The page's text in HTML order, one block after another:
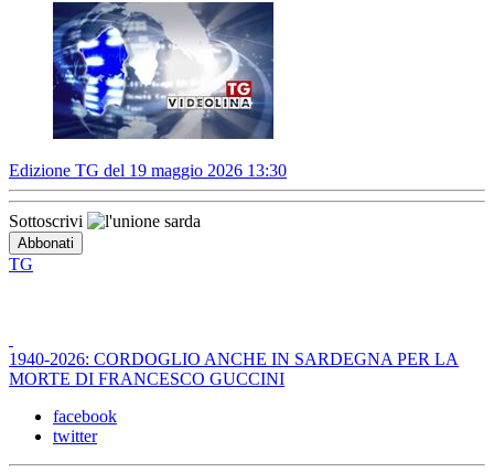
Edizione TG del 19 maggio 2026 13:30
Sottoscrivi
TG
1940-2026: CORDOGLIO ANCHE IN SARDEGNA PER LA
MORTE DI FRANCESCO GUCCINI
facebook
twitter